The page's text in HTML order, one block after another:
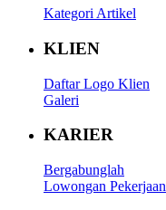
Kategori Artikel
KLIEN
Daftar Logo Klien
Galeri
KARIER
Bergabunglah
Lowongan Pekerjaan